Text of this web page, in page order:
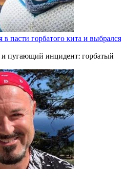
в пасти горбатого кита и выбрался
пугающий инцидент: горбатый